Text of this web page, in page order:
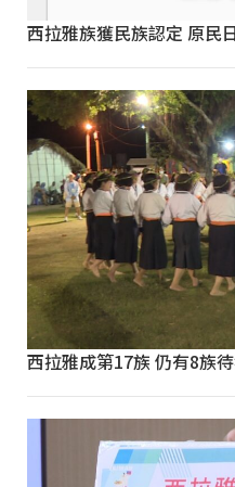
西拉雅族獲民族認定 原民
西拉雅成第17族 仍有8族